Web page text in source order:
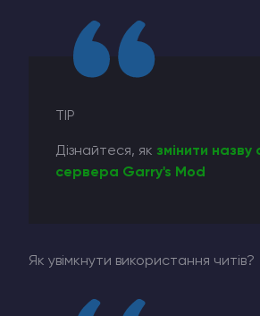
TIP
Дізнайтеся, як змінити назву
сервера Garry's Mod
Як увімкнути використання читів?